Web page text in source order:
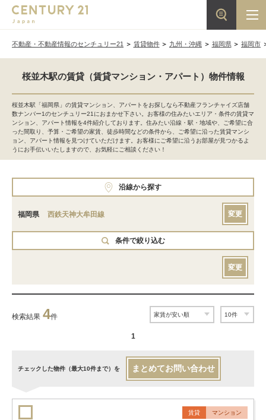
不動産・不動産情報のセンチュリー21 賃貸物件 九州・沖縄 福岡県 福岡市
桜並木駅の賃貸（賃貸マンション・アパート）物件情報
桜並木駅「福岡県」の賃貸マンション、アパートをお探しなら不動産フランチャイズ店舗
数ナンバー1のセンチュリー21におまかせ下さい。お客様の住みたいエリア・条件の賃貸マ
ンション、アパート情報を4件紹介しております。住みたい沿線・駅・地域や、ご希望に合
った間取り、予算・ご希望の家賃、徒歩時間などの条件から、ご希望に沿った賃貸マンシ
ョン、アパート情報を見つけていただけます。お客様にご希望に沿うお部屋が見つかるよ
うにお手伝いいたしますので、お気軽にご相談ください！
沿線から探す
福岡県 西鉄天神大牟田線 変更
条件で絞り込む
変更
検索結果 4件
1
チェックした物件（最大10件まで）を まとめてお問い合わせ
賃貸 マンション